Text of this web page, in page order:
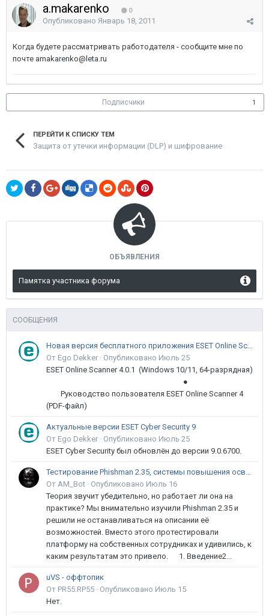
a.makarenko 0
Опубликовано Январь 18, 2011
Когда будете рассматривать работодателя - сообщите мне по
почте amakarenko@leta.ru
Подписчики 1
ПЕРЕЙТИ К СПИСКУ ТЕМ
Защита от утечки информации (DLP) и шифрование
ОБЪЯВЛЕНИЯ
Памятка участника форума
СООБЩЕНИЯ
Новая версия бесплатного приложения ESET Online Scanner доступна пользователям
От Ego Dekker · Опубликовано Июль 25
ESET Online Scanner 4.0.1 (Windows 10/11, 64-разрядная)
●
Руководство пользователя ESET Online Scanner 4
(PDF-файл)
Актуальные версии ESET Cyber Security 9
От Ego Dekker · Опубликовано Июль 25
ESET Cyber Security был обновлён до версии 9.0.6700.
Тестирование Phishman 2.35, системы повышения осведомлённости пользователей в сфере ИБ
От AM_Bot · Опубликовано Июль 16
Теория звучит убедительно, но работает ли она на
практике? Мы внимательно изучили Phishman 2.35 и
решили не останавливаться на описании её
возможностей. Вместо этого протестировали
платформу на собственных сотрудниках и удивились, к
каким результатам это привело. 1. Введение2...
uVS - оффтопик
От PR55.RP55 · Опубликовано Июль 15
Нет.